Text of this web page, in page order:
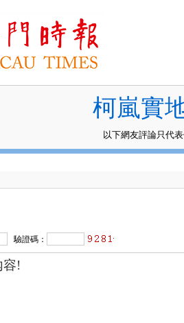
柯嵐實
以下網友評論只代
驗證碼：